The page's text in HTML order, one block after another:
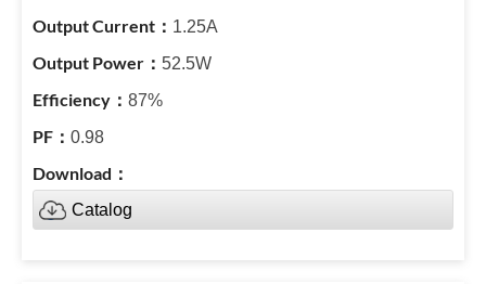
1.25A
52.5W
87%
0.98
Catalog